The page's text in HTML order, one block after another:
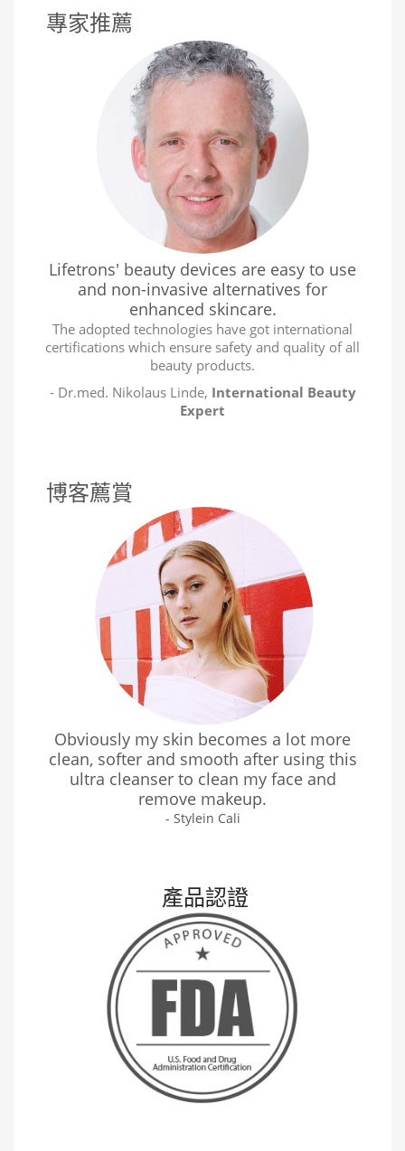
專家推薦
Lifetrons' beauty devices are easy to use
and non-invasive alternatives for
enhanced skincare.
The adopted technologies have got international
certifications which ensure safety and quality of all
beauty products.
- Dr.med. Nikolaus Linde, International Beauty
Expert
博客薦賞
Obviously my skin becomes a lot more
clean, softer and smooth after using this
ultra cleanser to clean my face and
remove makeup.
- Stylein Cali
產品認證